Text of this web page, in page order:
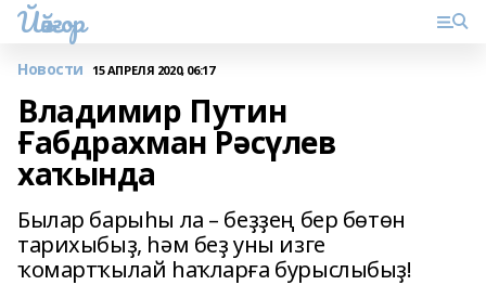
Йәйғор
Новости 15 АПРЕЛЯ 2020, 06:17
Владимир Путин
Ғабдрахман Рәсүлев
хаҡында
Былар барыһы ла – беҙҙең бер бөтөн
тарихыбыҙ, һәм беҙ уны изге​
ҡомартҡылай һаҡларға бурыслыбыҙ!